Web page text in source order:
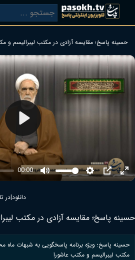
حسینه پاسخ؛ مقایسه آزادی در مکتب لیبرالیسم و
00:00
Mute SettingsPIP
Play
در تاریخ|دانلود
حسینه پاسخ؛ مقایسه آزادی در مکتب
حسینه پاسخ؛ ویژه برنامه‌ پاسخگویی به شبهات ماه
مکتب لیبرالیسم و مکتب عاشورا